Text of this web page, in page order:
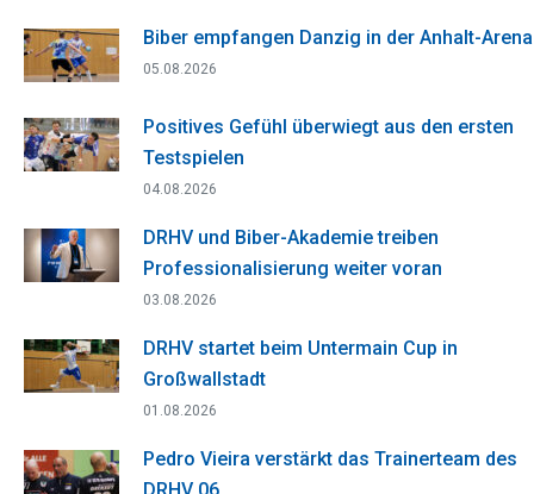
Biber empfangen Danzig in der Anhalt-Arena
05.08.2026
Positives Gefühl überwiegt aus den ersten
Testspielen
04.08.2026
DRHV und Biber-Akademie treiben
Professionalisierung weiter voran
03.08.2026
DRHV startet beim Untermain Cup in
Großwallstadt
01.08.2026
Pedro Vieira verstärkt das Trainerteam des
DRHV 06